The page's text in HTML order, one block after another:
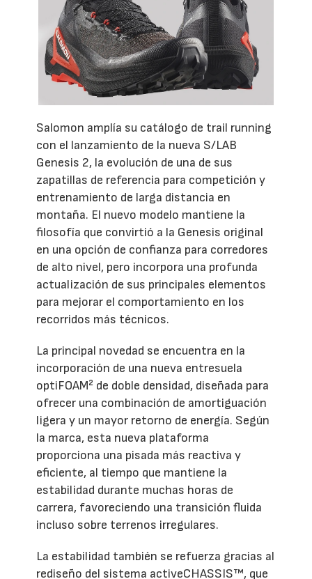
Salomon amplía su catálogo de trail running
con el lanzamiento de la nueva S/LAB
Genesis 2, la evolución de una de sus
zapatillas de referencia para competición y
entrenamiento de larga distancia en
montaña. El nuevo modelo mantiene la
filosofía que convirtió a la Genesis original
en una opción de confianza para corredores
de alto nivel, pero incorpora una profunda
actualización de sus principales elementos
para mejorar el comportamiento en los
recorridos más técnicos.
La principal novedad se encuentra en la
incorporación de una nueva entresuela
optiFOAM² de doble densidad, diseñada para
ofrecer una combinación de amortiguación
ligera y un mayor retorno de energía. Según
la marca, esta nueva plataforma
proporciona una pisada más reactiva y
eficiente, al tiempo que mantiene la
estabilidad durante muchas horas de
carrera, favoreciendo una transición fluida
incluso sobre terrenos irregulares.
La estabilidad también se refuerza gracias al
rediseño del sistema activeCHASSIS™, que